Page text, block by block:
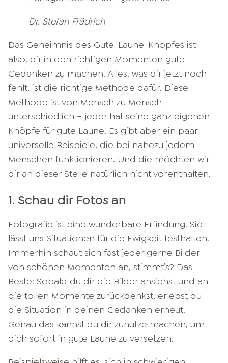
Dr. Stefan Frädrich
Das Geheimnis des Gute-Laune-Knopfes ist
also, dir in den richtigen Momenten gute
Gedanken zu machen. Alles, was dir jetzt noch
fehlt, ist die richtige Methode dafür. Diese
Methode ist von Mensch zu Mensch
unterschiedlich – jeder hat seine ganz eigenen
Knöpfe für gute Laune. Es gibt aber ein paar
universelle Beispiele, die bei nahezu jedem
Menschen funktionieren. Und die möchten wir
dir an dieser Stelle natürlich nicht vorenthalten.
1. Schau dir Fotos an
Fotografie ist eine wunderbare Erfindung. Sie
lässt uns Situationen für die Ewigkeit festhalten.
Immerhin schaut sich fast jeder gerne Bilder
von schönen Momenten an, stimmt’s? Das
Beste: Sobald du dir die Bilder ansiehst und an
die tollen Momente zurückdenkst, erlebst du
die Situation in deinen Gedanken erneut.
Genau das kannst du dir zunutze machen, um
dich sofort in gute Laune zu versetzen.